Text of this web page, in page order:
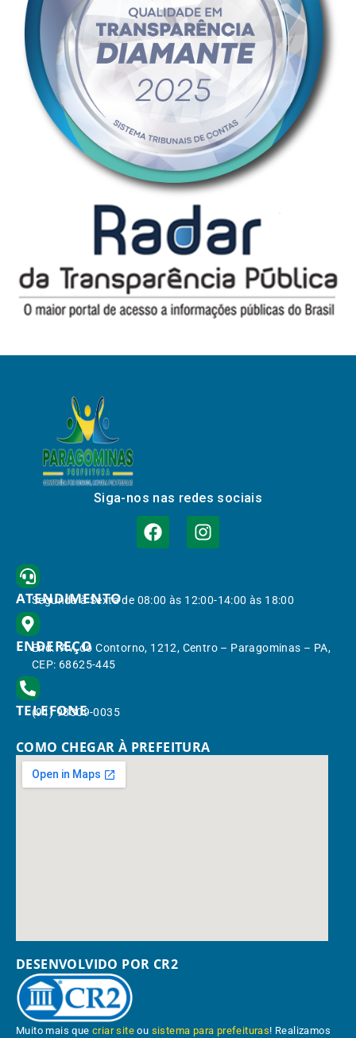
Siga-nos nas redes sociais
ATENDIMENTO
Segunda à Sexta de 08:00 às 12:00-14:00 às 18:00
ENDEREÇO
End.: Av. do Contorno, 1212, Centro – Paragominas – PA,
CEP: 68625-445
TELEFONE
(91) 98309-0035
COMO CHEGAR À PREFEITURA
DESENVOLVIDO POR CR2
Muito mais quecriar site ou sistema para prefeituras! Realizamos